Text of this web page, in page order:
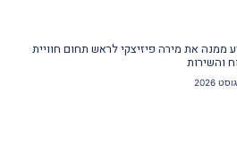
ממנה את מירה פיזיצקי לראש תחום חוויית
והשירות